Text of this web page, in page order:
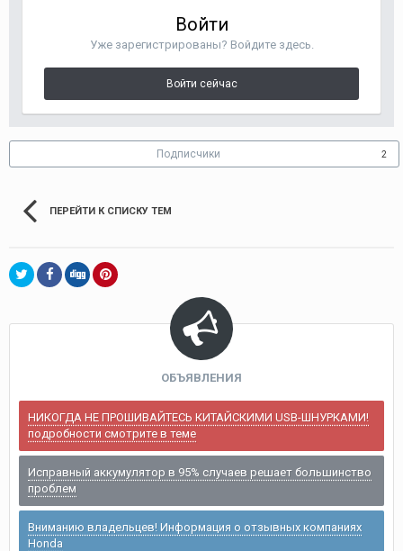
Войти
Уже зарегистрированы? Войдите здесь.
Войти сейчас
Подписчики 2
ПЕРЕЙТИ К СПИСКУ ТЕМ
ОБЪЯВЛЕНИЯ
НИКОГДА НЕ ПРОШИВАЙТЕСЬ КИТАЙСКИМИ USB-ШНУРКАМИ!
подробности смотрите в теме
Исправный аккумулятор в 95% случаев решает большинство
проблем
Вниманию владельцев! Информация о отзывных компаниях
Honda